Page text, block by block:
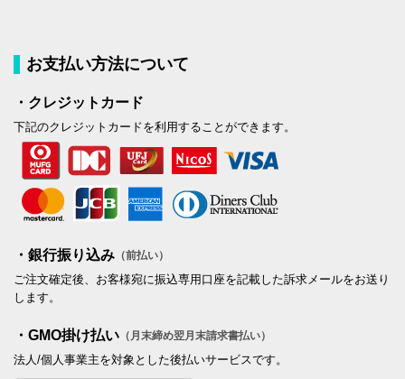
お支払い方法について
・クレジットカード
下記のクレジットカードを利用することができます。
・銀行振り込み （前払い）
ご注文確定後、お客様宛に振込専用口座を記載した訴求メールをお送り
します。
・GMO掛け払い （月末締め翌月末請求書払い）
法人/個人事業主を対象とした後払いサービスです。